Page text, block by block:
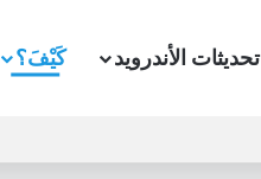
تحديثات الأندرويد كَيْفَ؟